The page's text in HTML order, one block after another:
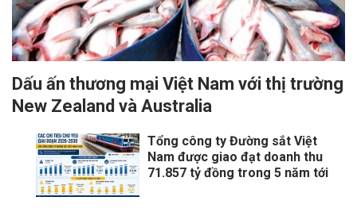
Dấu ấn thương mại Việt Nam với thị trường
New Zealand và Australia
Tổng công ty Đường sắt Việt
Nam được giao đạt doanh thu
71.857 tỷ đồng trong 5 năm tới